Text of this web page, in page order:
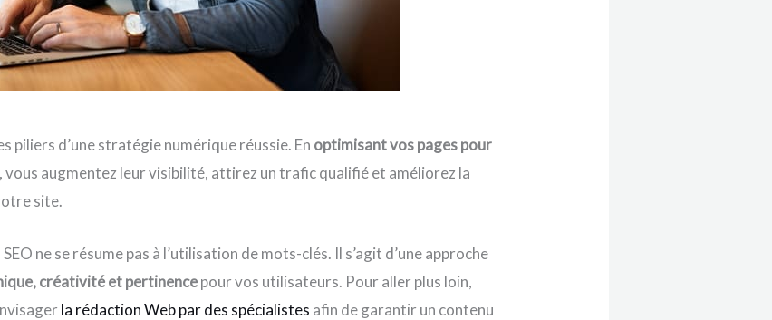
piliers d’une stratégie numérique réussie. En optimisant vos pages pour
, vous augmentez leur visibilité, attirez un trafic qualifié et améliorez la
site.
ne se résume pas à l’utilisation de mots-clés. Il s’agit d’une approche
créativité et pertinencepour vos utilisateurs. Pour aller plus loin,
la rédaction Web par des spécialistes afin de garantir un contenu